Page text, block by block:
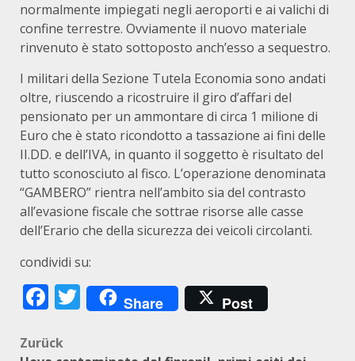
normalmente impiegati negli aeroporti e ai valichi di
confine terrestre. Ovviamente il nuovo materiale
rinvenuto è stato sottoposto anch’esso a sequestro.
I militari della Sezione Tutela Economia sono andati
oltre, riuscendo a ricostruire il giro d’affari del
pensionato per un ammontare di circa 1 milione di
Euro che è stato ricondotto a tassazione ai fini delle
II.DD. e dell’IVA, in quanto il soggetto è risultato del
tutto sconosciuto al fisco. L’operazione denominata
“GAMBERO” rientra nell’ambito sia del contrasto
all’evasione fiscale che sottrae risorse alle casse
dell’Erario che della sicurezza dei veicoli circolanti.
condividi su:
Facebook
Twitter
Share Post
Beitragsnavigation
Zurück